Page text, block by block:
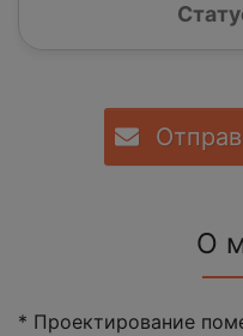
О
* Проектирование